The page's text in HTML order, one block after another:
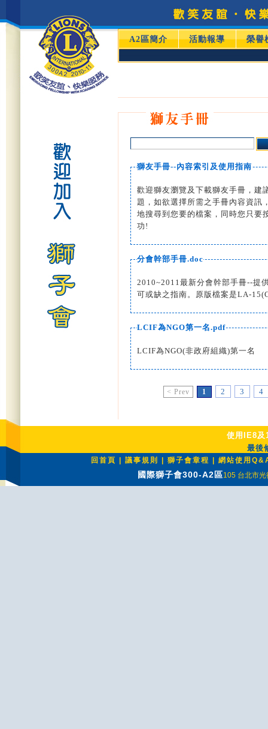
A2區簡介 活動報導 榮譽
獅友手冊--內容索引及使用指南
歡迎獅友瀏覽及下載獅友手冊，建
題，如欲選擇所需之手冊內容資訊
地搜尋到您要的檔案，同時您只要
功!
分會幹部手冊.doc
2010~2011最新分會幹部手冊--提
可或缺之指南。原版檔案是LA-
LCIF為NGO第一名.pdf
LCIF為NGO(非政府組織)第一名
< Prev 1 2 3 4
使用IE8及
最後
回首頁 議事規則 獅子會章程 網站使用
國際獅子會300-A2區105 台北市